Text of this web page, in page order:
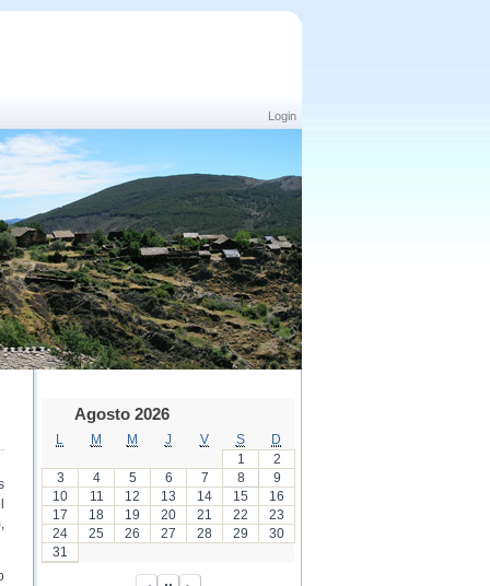
Login
Agosto 2026
M M J V S
D
1
2
3
4 5 6 7 8
9
10
11 12 13 14 15
16
17
18 19 20 21 22
23
24
25 26 27 28 29
30
31